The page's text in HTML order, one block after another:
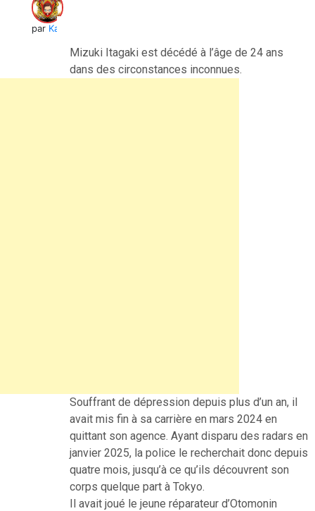
par Kai
Mizuki Itagaki est décédé à l’âge de 24 ans
dans des circonstances inconnues.
Souffrant de dépression depuis plus d’un an, il
avait mis fin à sa carrière en mars 2024 en
quittant son agence. Ayant disparu des radars en
janvier 2025, la police le recherchait donc depuis
quatre mois, jusqu’à ce qu’ils découvrent son
corps quelque part à Tokyo.
Il avait joué le jeune réparateur d’Otomonin